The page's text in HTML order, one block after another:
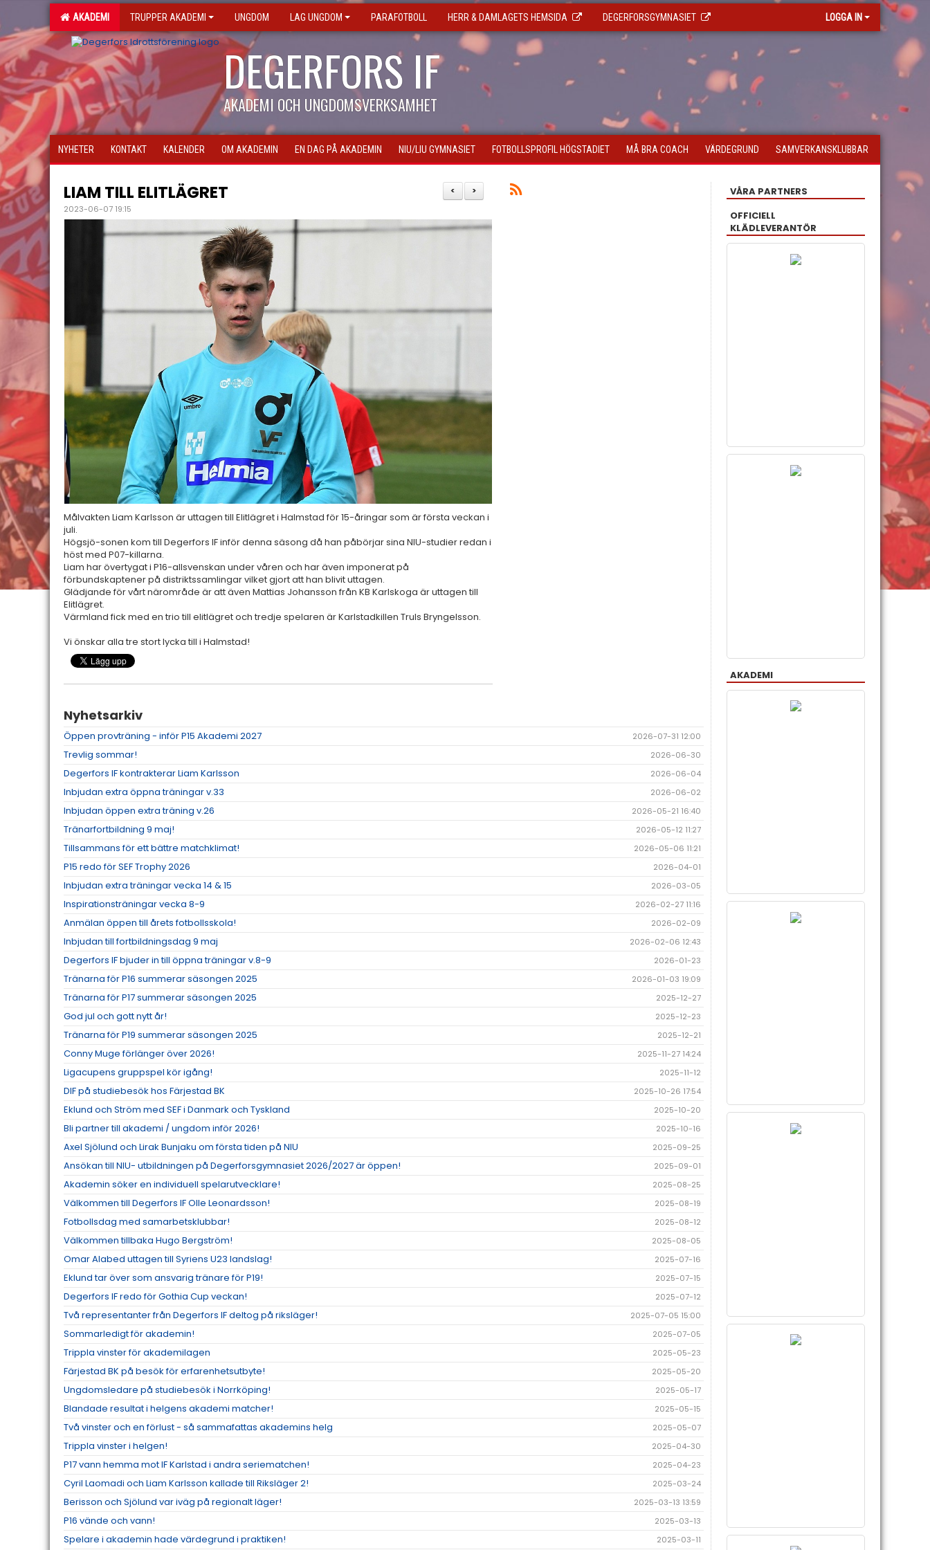
AKADEMI TRUPPER AKADEMI UNGDOM LAG UNGDOM PARAFOTBOLL HERR & DAMLAGETS HEMSIDA DEGERFORSGYMNASIET LOGGA IN
DEGERFORS IF
AKADEMI OCH UNGDOMSVERKSAMHET
NYHETER KONTAKT KALENDER OM AKADEMIN EN DAG PÅ AKADEMIN NIU/LIU GYMNASIET FOTBOLLSPROFIL HÖGSTADIET MÅ BRA COACH VÄRDEGRUND SAMVERKANSKLUBBAR
>
<
LIAM TILL ELITLÄGRET
2023-06-07 19:15
Målvakten Liam Karlsson är uttagen till Elitlägret i Halmstad för 15-åringar som är första veckan i
juli.
Högsjö-sonen kom till Degerfors IF inför denna säsong då han påbörjar sina NIU-studier redan i
höst med P07-killarna.
Liam har övertygat i P16-allsvenskan under våren och har även imponerat på
förbundskaptener på distriktssamlingar vilket gjort att han blivit uttagen.
Glädjande för vårt närområde är att även Mattias Johansson från KB Karlskoga är uttagen till
Elitlägret.
Värmland fick med en trio till elitlägret och tredje spelaren är Karlstadkillen Truls Bryngelsson.
Vi önskar alla tre stort lycka till i Halmstad!
Nyhetsarkiv
Öppen provträning - inför P15 Akademi 2027 2026-07-31 12:00
Trevlig sommar! 2026-06-30
Degerfors IF kontrakterar Liam Karlsson 2026-06-04
Inbjudan extra öppna träningar v.33 2026-06-02
Inbjudan öppen extra träning v.26 2026-05-21 16:40
Tränarfortbildning 9 maj! 2026-05-12 11:27
Tillsammans för ett bättre matchklimat! 2026-05-06 11:21
P15 redo för SEF Trophy 2026 2026-04-01
Inbjudan extra träningar vecka 14 & 15 2026-03-05
Inspirationsträningar vecka 8-9 2026-02-27 11:16
Anmälan öppen till årets fotbollsskola! 2026-02-09
Inbjudan till fortbildningsdag 9 maj 2026-02-06 12:43
Degerfors IF bjuder in till öppna träningar v.8-9 2026-01-23
Tränarna för P16 summerar säsongen 2025 2026-01-03 19:09
Tränarna för P17 summerar säsongen 2025 2025-12-27
God jul och gott nytt år! 2025-12-23
Tränarna för P19 summerar säsongen 2025 2025-12-21
Conny Muge förlänger över 2026! 2025-11-27 14:24
Ligacupens gruppspel kör igång! 2025-11-12
DIF på studiebesök hos Färjestad BK 2025-10-26 17:54
Eklund och Ström med SEF i Danmark och Tyskland 2025-10-20
Bli partner till akademi / ungdom inför 2026! 2025-10-16
Axel Sjölund och Lirak Bunjaku om första tiden på NIU 2025-09-25
Ansökan till NIU- utbildningen på Degerforsgymnasiet 2026/2027 är öppen! 2025-09-01
Akademin söker en individuell spelarutvecklare! 2025-08-25
Välkommen till Degerfors IF Olle Leonardsson! 2025-08-19
Fotbollsdag med samarbetsklubbar! 2025-08-12
Välkommen tillbaka Hugo Bergström! 2025-08-05
Omar Alabed uttagen till Syriens U23 landslag! 2025-07-16
Eklund tar över som ansvarig tränare för P19! 2025-07-15
Degerfors IF redo för Gothia Cup veckan! 2025-07-12
Två representanter från Degerfors IF deltog på riksläger! 2025-07-05 15:00
Sommarledigt för akademin! 2025-07-05
Trippla vinster för akademilagen 2025-05-23
Färjestad BK på besök för erfarenhetsutbyte! 2025-05-20
Ungdomsledare på studiebesök i Norrköping! 2025-05-17
Blandade resultat i helgens akademi matcher! 2025-05-15
Två vinster och en förlust - så sammafattas akademins helg 2025-05-07
Trippla vinster i helgen! 2025-04-30
P17 vann hemma mot IF Karlstad i andra seriematchen! 2025-04-23
Cyril Laomadi och Liam Karlsson kallade till Riksläger 2! 2025-03-24
Berisson och Sjölund var iväg på regionalt läger! 2025-03-13 13:59
P16 vände och vann! 2025-03-13
Spelare i akademin hade värdegrund i praktiken! 2025-03-11
VÅRA PARTNERS
OFFICIELL
KLÄDLEVERANTÖR
AKADEMI